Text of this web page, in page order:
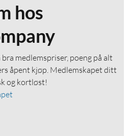
hos
medlemspriser, poeng på alt
åpent kjøp. Medlemskapet ditt
og kortløst!